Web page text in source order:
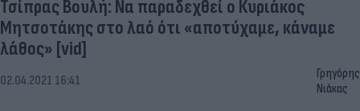
Τσίπρας Βουλή: Να παραδεχθεί ο Κυριάκος
Μητσοτάκης στο λαό ότι «αποτύχαμε, κάναμε
λάθος» [vid]
02.04.2021 16:41
Γρηγόρης
Νιάκας